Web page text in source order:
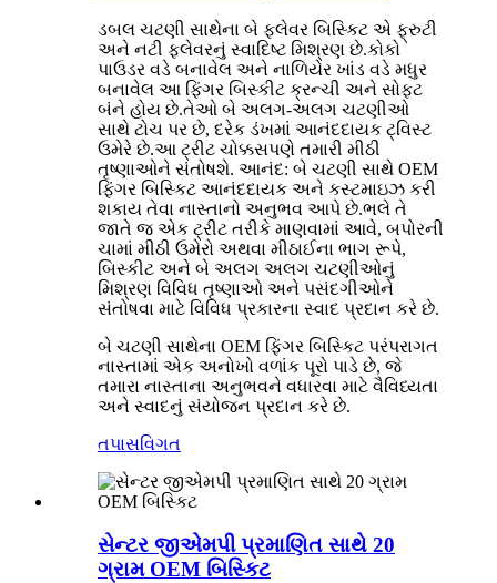
ડબલ ચટણી સાથેના બે ફ્લેવર બિસ્કિટ એ ફ્રુટી
અને નટી ફ્લેવરનું સ્વાદિષ્ટ મિશ્રણ છે.કોકો
પાઉડર વડે બનાવેલ અને નાળિયેર ખાંડ વડે મધુર
બનાવેલ આ ફિંગર બિસ્કીટ ક્રન્ચી અને સોફ્ટ
બંને હોય છે.તેઓ બે અલગ-અલગ ચટણીઓ
સાથે ટોચ પર છે, દરેક ડંખમાં આનંદદાયક ટ્વિસ્ટ
ઉમેરે છે.આ ટ્રીટ ચોક્કસપણે તમારી મીઠી
તૃષ્ણાઓને સંતોષશે. આનંદ: બે ચટણી સાથે OEM
ફિંગર બિસ્કિટ આનંદદાયક અને કસ્ટમાઇઝ કરી
શકાય તેવા નાસ્તાનો અનુભવ આપે છે.ભલે તે
જાતે જ એક ટ્રીટ તરીકે માણવામાં આવે, બપોરની
ચામાં મીઠી ઉમેરો અથવા મીઠાઈના ભાગ રૂપે,
બિસ્કીટ અને બે અલગ અલગ ચટણીઓનું
મિશ્રણ વિવિધ તૃષ્ણાઓ અને પસંદગીઓને
સંતોષવા માટે વિવિધ પ્રકારના સ્વાદ પ્રદાન કરે છે.
બે ચટણી સાથેના OEM ફિંગર બિસ્કિટ પરંપરાગત
નાસ્તામાં એક અનોખો વળાંક પૂરો પાડે છે, જે
તમારા નાસ્તાના અનુભવને વધારવા માટે વૈવિધ્યતા
અને સ્વાદનું સંયોજન પ્રદાન કરે છે.
તપાસવિગત
સેન્ટર જીએમપી પ્રમાણિત સાથે 20
ગ્રામ OEM બિસ્કિટ